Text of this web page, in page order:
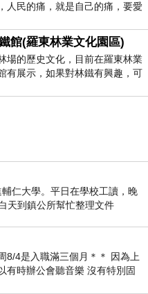
在桌上
的
結
嗎
了
人民的痛，就是自己的痛，要愛
好聽，實際上根本沒做
館(羅東林業文化園區)
場的歷史文化，目前在羅東林業
有展示，如果對林鐵有興趣，可
展示從山下
仁大學。平日在學校工讀，晚
天到鎮公所幫忙整理文件
8/4是入職滿三個月＊＊ 因為上
有時辦公會聽音樂 沒有特別固
某一天會固定聽'90